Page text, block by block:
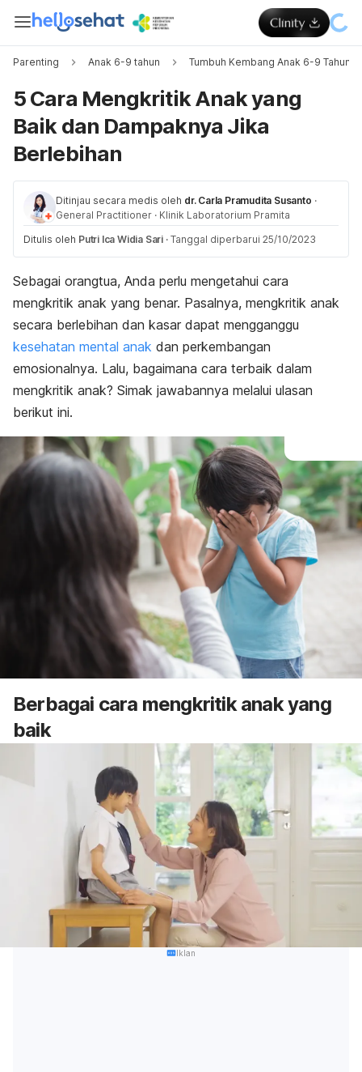
Parenting Anak 6-9 tahun Tumbuh Kembang Anak 6-9 Tahun
5 Cara Mengkritik Anak yang
Baik dan Dampaknya Jika
Berlebihan
Ditinjau secara medis oleh dr. Carla Pramudita Susanto ·
General Practitioner · Klinik Laboratorium Pramita
Ditulis oleh Putri Ica Widia Sari · Tanggal diperbarui 25/10/2023
Sebagai orangtua, Anda perlu mengetahui cara
mengkritik anak yang benar. Pasalnya, mengkritik anak
secara berlebihan dan kasar dapat mengganggu
kesehatan mental anak dan perkembangan
emosionalnya. Lalu, bagaimana cara terbaik dalam
mengkritik anak? Simak jawabannya melalui ulasan
berikut ini.
Berbagai cara mengkritik anak yang
baik
Iklan